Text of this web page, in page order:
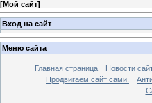
[Мой сайт]
Вход на сайт
Меню сайта
Главная страница Новости
Продвигаем сайт сами.